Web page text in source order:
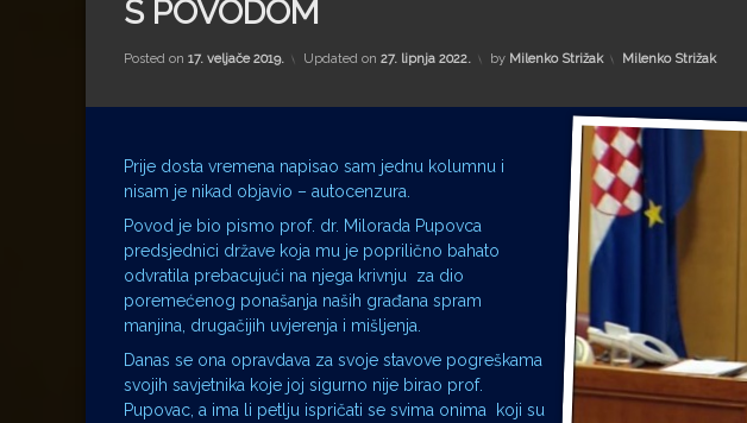
S POVODOM
Posted on 17. veljače 2019. Updated on 27. lipnja 2022. by Milenko Strižak Kategorije:
Milenko Strižak
Prije dosta vremena napisao sam jednu kolumnu i
nisam je nikad objavio – autocenzura.
Povod je bio pismo prof. dr. Milorada Pupovca
predsjednici države koja mu je poprilično bahato
odvratila prebacujući na njega krivnju za dio
poremećenog ponašanja naših građana spram
manjina, drugačijih uvjerenja i mišljenja.
Danas se ona opravdava za svoje stavove pogreškama
svojih savjetnika koje joj sigurno nije birao prof.
Pupovac, a ima li petlju ispričati se svima onima koji su